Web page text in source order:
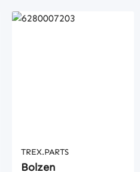
TREX.PARTS
Bolzen